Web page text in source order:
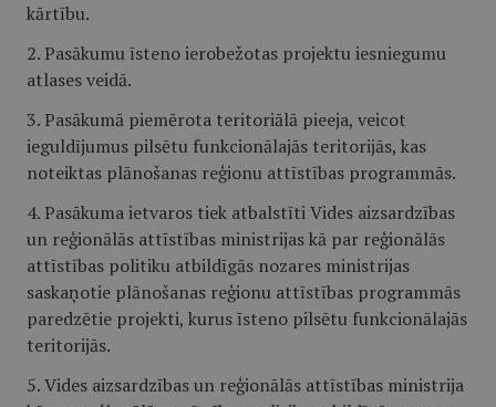
kārtību.
2. Pasākumu īsteno ierobežotas projektu iesniegumu
atlases veidā.
3. Pasākumā piemērota teritoriālā pieeja, veicot
ieguldījumus pilsētu funkcionālajās teritorijās, kas
noteiktas plānošanas reģionu attīstības programmās.
4. Pasākuma ietvaros tiek atbalstīti Vides aizsardzības
un reģionālās attīstības ministrijas kā par reģionālās
attīstības politiku atbildīgās nozares ministrijas
saskaņotie plānošanas reģionu attīstības programmās
paredzētie projekti, kurus īsteno pilsētu funkcionālajās
teritorijās.
5. Vides aizsardzības un reģionālās attīstības ministrija